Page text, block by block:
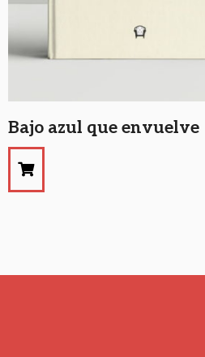
Bajo azul que envuelve